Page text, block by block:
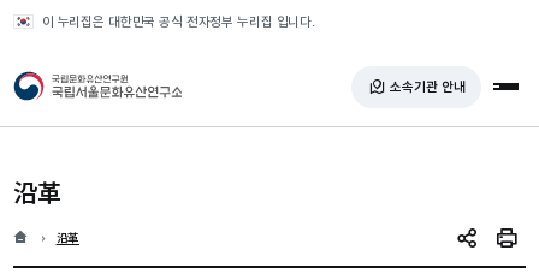
이 누리집은 대한민국 공식 전자정부 누리집 입니다.
국가유산청 국립서울문화유산연구소 소속기관 안내 전
沿革
홈 현재 위치
沿革 SNS 공유인쇄